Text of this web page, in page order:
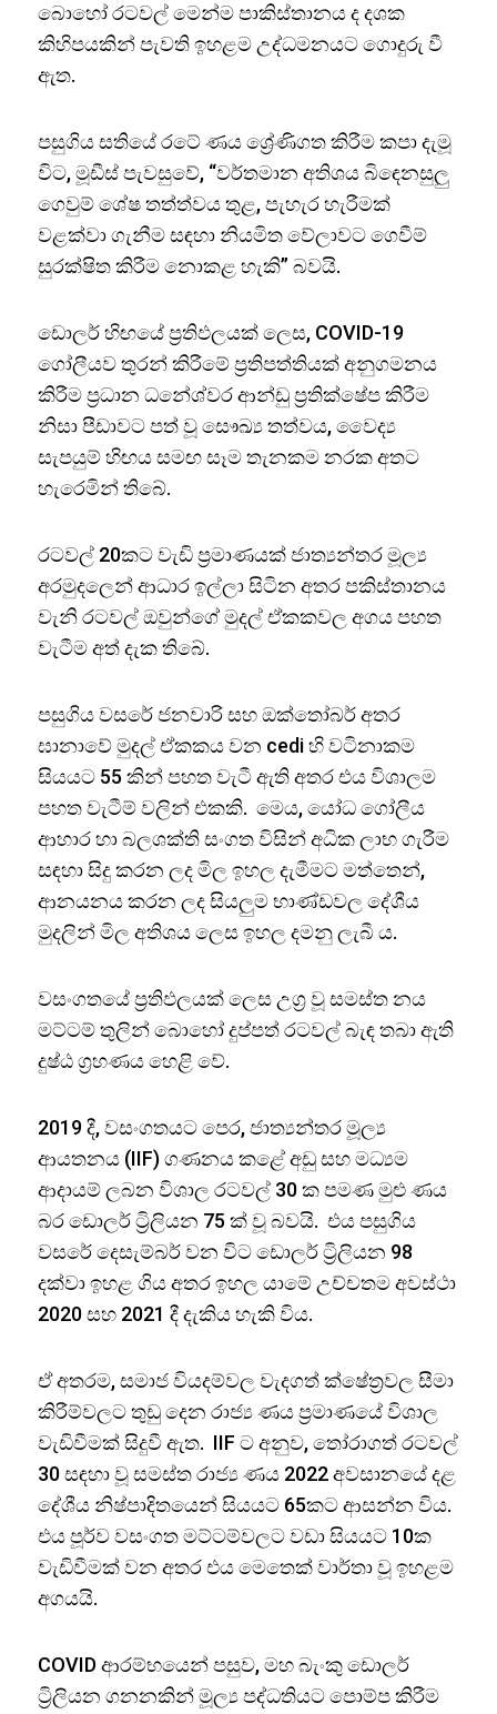
බොහෝ රටවල් මෙන්ම පාකිස්තානය ද දශක
කිහිපයකින් පැවති ඉහළම උද්ධමනයට ගොදුරු වී
ඇත.
පසුගිය සතියේ රටේ ණය ශ්‍රේණිගත කිරීම කපා දැමූ
විට, මූඩීස් පැවසුවේ, “වර්තමාන අතිශය බිඳෙනසුලු
ගෙවුම් ශේෂ තත්ත්වය තුළ, පැහැර හැරීමක්
වළක්වා ගැනීම සඳහා නියමිත වේලාවට ගෙවීම්
සුරක්ෂිත කිරීම නොකළ හැකි” බවයි.
ඩොලර් හිඟයේ ප්‍රතිඵලයක් ලෙස, COVID-19
ගෝලීයව තුරන් කිරීමේ ප්‍රතිපත්තියක් අනුගමනය
කිරීම ප්‍රධාන ධනේශ්වර ආන්ඩු ප්‍රතික්ෂේප කිරීම
නිසා පීඩාවට පත් වූ සෞඛ්‍ය තත්වය, වෛද්‍ය
සැපයුම් හිඟය සමඟ සෑම තැනකම නරක අතට
හැරෙමින් තිබේ.
රටවල් 20කට වැඩි ප්‍රමාණයක් ජාත්‍යන්තර මූල්‍ය
අරමුදලෙන් ආධාර ඉල්ලා සිටින අතර පකිස්තානය
වැනි රටවල් ඔවුන්ගේ මුදල් ඒකකවල අගය පහත
වැටීම අත් දැක තිබේ.
පසුගිය වසරේ ජනවාරි සහ ඔක්තෝබර් අතර
ඝානාවේ මුදල් ඒකකය වන cedi හි වටිනාකම
සියයට 55 කින් පහත වැටී ඇති අතර එය විශාලම
පහත වැටීම් වලින් එකකි. මෙය, යෝධ ගෝලීය
ආහාර හා බලශක්ති සංගත විසින් අධික ලාභ ගැරීම
සඳහා සිදු කරන ලද මිල ඉහල දැමීමට මත්තෙන්,
ආනයනය කරන ලද සියලුම භාණ්ඩවල දේශීය
මුදලින් මිල අතිශය ලෙස ඉහල දමනු ලැබී ය.
වසංගතයේ ප්‍රතිඵලයක් ලෙස උග්‍ර වූ සමස්ත නය
මට්ටම් තුලින් බොහෝ දුප්පත් රටවල් බැඳ තබා ඇති
දුෂ්ඨ ග්‍රහණය හෙළි වේ.
2019 දී, වසංගතයට පෙර, ජාත්‍යන්තර මූල්‍ය
ආයතනය (IIF) ගණනය කළේ අඩු සහ මධ්‍යම
ආදායම් ලබන විශාල රටවල් 30 ක පමණ මුළු ණය
බර ඩොලර් ට්‍රිලියන 75 ක් වූ බවයි. එය පසුගිය
වසරේ දෙසැම්බර් වන විට ඩොලර් ට්‍රිලියන 98
දක්වා ඉහළ ගිය අතර ඉහල යාමේ උච්චතම අවස්ථා
2020 සහ 2021 දී දැකිය හැකි විය.
ඒ අතරම, සමාජ වියදම්වල වැදගත් ක්ෂේත්‍රවල සීමා
කිරීම්වලට තුඩු දෙන රාජ්‍ය ණය ප්‍රමාණයේ විශාල
වැඩිවීමක් සිදුවී ඇත. IIF ට අනුව, තෝරාගත් රටවල්
30 සඳහා වූ සමස්ත රාජ්‍ය ණය 2022 අවසානයේ දළ
දේශීය නිෂ්පාදිතයෙන් සියයට 65කට ආසන්න විය.
එය පූර්ව වසංගත මට්ටම්වලට වඩා සියයට 10ක
වැඩිවීමක් වන අතර එය මෙතෙක් වාර්තා වූ ඉහළම
අගයයි.
COVID ආරම්භයෙන් පසුව, මහ බැංකු ඩොලර්
ට්‍රිලියන ගනනකින් මූල්‍ය පද්ධතියට පොම්ප කිරීම